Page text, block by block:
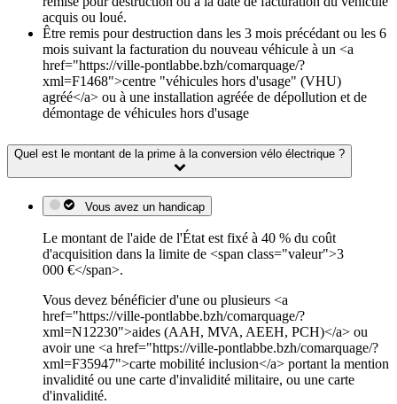
acquis ou loué.
Être remis pour destruction dans les 3 mois précédant ou les 6
mois suivant la facturation du nouveau véhicule à un <a
href="https://ville-pontlabbe.bzh/comarquage/?
xml=F1468">centre "véhicules hors d'usage" (VHU)
agréé</a> ou à une installation agréée de dépollution et de
démontage de véhicules hors d'usage
Quel est le montant de la prime à la conversion vélo électrique ?
Vous avez un handicap
Le montant de l'aide de l'État est fixé à 40 % du coût
d'acquisition dans la limite de <span class="valeur">3
000 €</span>.
Vous devez bénéficier d'une ou plusieurs <a
href="https://ville-pontlabbe.bzh/comarquage/?
xml=N12230">aides (AAH, MVA, AEEH, PCH)</a> ou
avoir une <a href="https://ville-pontlabbe.bzh/comarquage/?
xml=F35947">carte mobilité inclusion</a> portant la mention
invalidité ou une carte d'invalidité militaire, ou une carte
d'invalidité.